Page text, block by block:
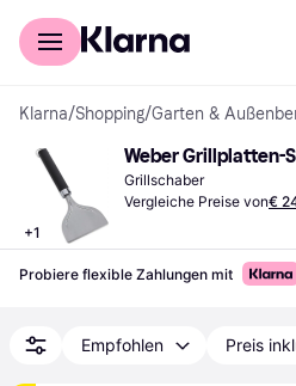
Für Shopper
Klarna/Shopping/Garten &
+1
Weber Grillplatten-
Grillschaber
Vergleiche Preise von€
Probiere flexible Zahlungen mit
Empfohlen Preis